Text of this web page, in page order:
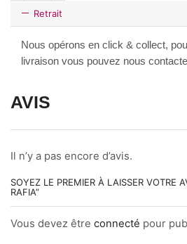
Retrait
Nous opérons en click & collect,
livraison vous pouvez nous
AVIS
Il n’y a pas encore d’avis.
SOYEZ LE PREMIER À LAISSER VOTRE
RAFIA”
Vous devez être connecté pour